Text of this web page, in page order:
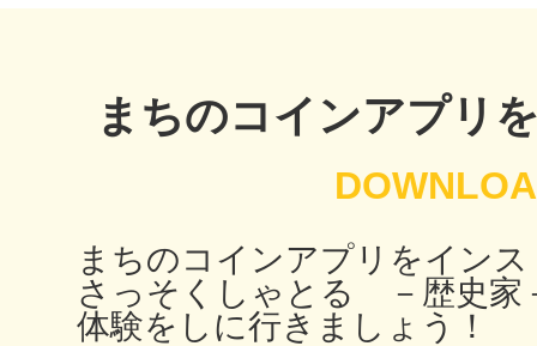
まちのコインアプリ
まちのコインアプリをイン
さっそくしゃとる －歴史家
体験をしに行きましょう！
池袋
生駒